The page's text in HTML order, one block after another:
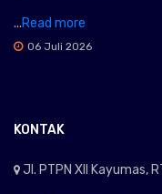
...Read more
06 Juli 2026
KONTAK
Jl. PTPN XII Kayumas,